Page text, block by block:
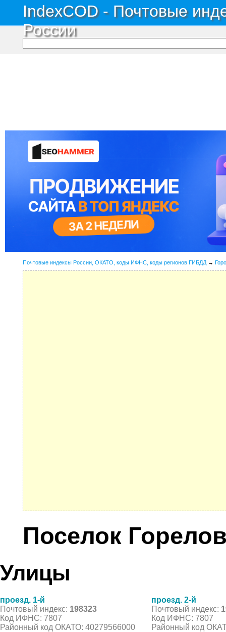
IndexCOD - Почтовые
России
Почтовые индексы России, ОКАТО, коды ИФНС, коды регионов ГИБДД →
Поселок
Улицы
проезд. 1-й
Почтовый индекс: 198323
Код ИФНС: 7807
Районный код ОКАТО: 40279566000
проезд. 2-й
Почтовый индекс:
Код ИФНС: 7807
Районный код